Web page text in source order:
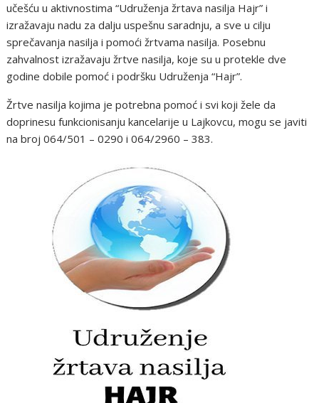
učešću u aktivnostima “Udruženja žrtava nasilja Hajr” i
izražavaju nadu za dalju uspešnu saradnju, a sve u cilju
sprečavanja nasilja i pomoći žrtvama nasilja. Posebnu
zahvalnost izražavaju žrtve nasilja, koje su u protekle dve
godine dobile pomoć i podršku Udruženja “Hajr”.
Žrtve nasilja kojima je potrebna pomoć i svi koji žele da
doprinesu funkcionisanju kancelarije u Lajkovcu, mogu se javiti
na broj 064/501 – 0290 i 064/2960 – 383.